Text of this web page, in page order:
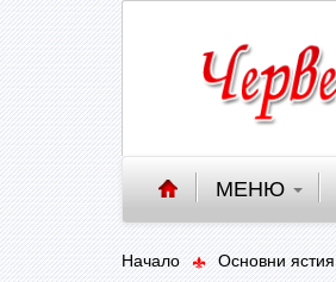
МЕНЮ
Начало Основни ястия